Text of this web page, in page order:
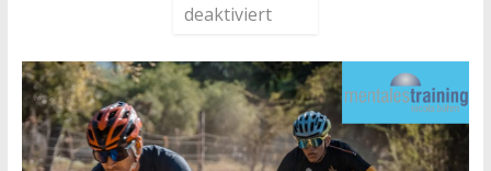
deaktiviert